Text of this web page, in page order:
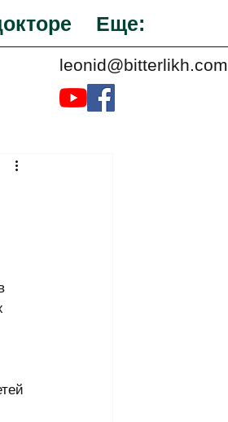
Еще:
leonid@bitterlikh.com